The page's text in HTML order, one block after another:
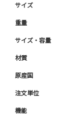
サイズ
重量
サイズ・容量
材質
原産国
注文単位
機能